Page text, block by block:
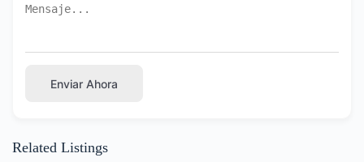
Enviar Ahora
Related Listings